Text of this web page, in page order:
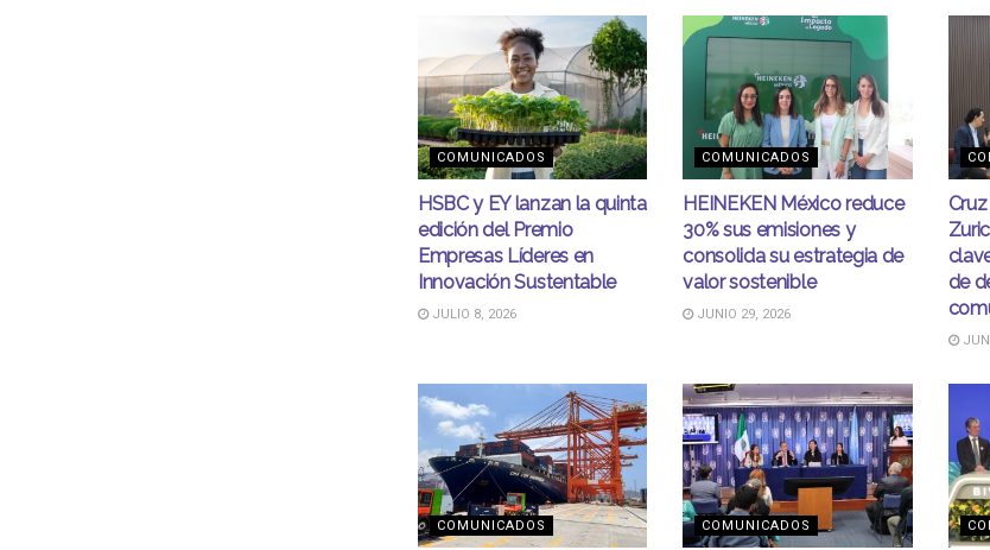
COMUNICADOS
HSBC y EY lanzan la quinta
edición del Premio
Empresas Líderes en
Innovación Sustentable
JULIO 8, 2026
COMUNICADOS
HEINEKEN México reduce
30% sus emisiones y
consolida su estrategia de
valor sostenible
JUNIO 29, 2026
de
COMUNICADOS COMUNICADOS